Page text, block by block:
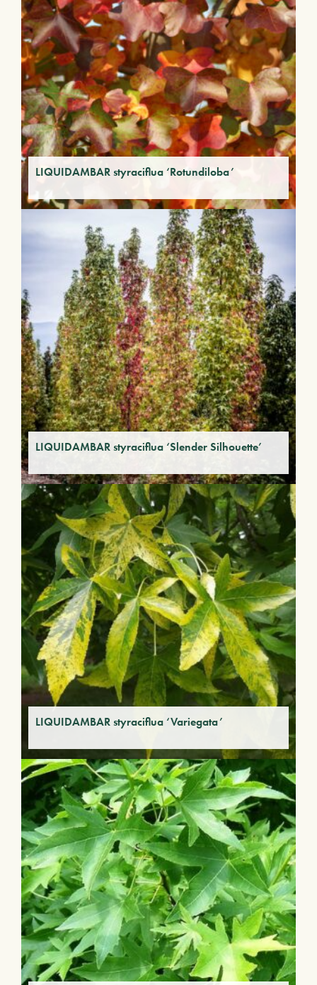
LIQUIDAMBAR styraciflua ‘Rotundiloba’
LIQUIDAMBAR styraciflua ‘Slender Silhouette’
LIQUIDAMBAR styraciflua ‘Variegata’